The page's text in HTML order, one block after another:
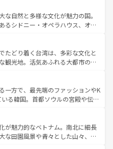
は、音楽と美食が融合した独特の
メリカの各地域で異なる魅力を楽
と豊かな歴史を感じることができ
、新着のアメリカ
参照してほしい。
た、定番の観光地といえばオアフ
めるならマウイ島やカウアイ島が
リーンに輝く海をはじめ、豊かな
れる人々を迎えてくれるハワイの
フードやハワイアンミュージッ
など、すべてがハワイの魅力を彩
着のハワイ情報
してほしい。
な自然と多様な文化が魅力の国。
るシドニー・オペラハウス、オー
にそびえるウルル（エアーズロッ
い原生林やケアンズの熱帯雨林な
。また、カフェやワイン、オージ
充実しており、サーフィンやダイ
、アウトドア好きにはたまらな
彩な魅力を存分に味わいつくそ
たどり着く台湾は、多彩な文化と
観光地。活気あふれる大都市の台
である台湾東部など、都市の喧騒
ており、訪れる人に新しい発見と
。また、奥深い台湾の食文化も魅
ーツなど、バラエティ豊かな料理
お、新着の台湾情報は コンテンツ一覧を参
一方で、最先端のファッションやK
る韓国。首都ソウルの宮殿や伝統
四季折々の自然美を楽しむことが
や焼肉、絶品のストリートフード
理が待っている。夜には、韓国な
が魅力的なベトナム。南北に細長
な田園風景や青々とした山々、世